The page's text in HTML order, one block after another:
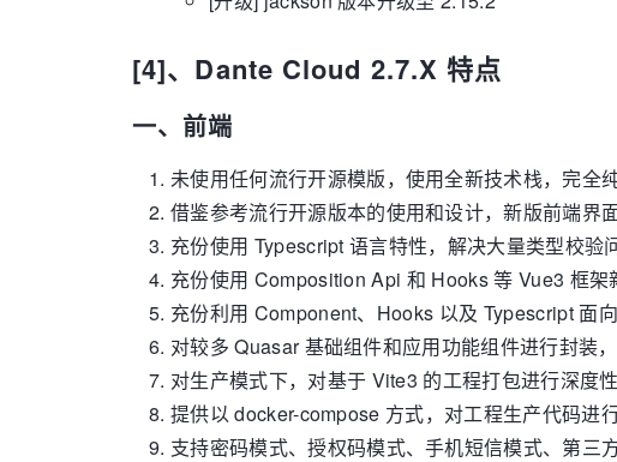
[4]、Dante Cloud 2.7.X 特点
一、前端
未使用任何流行开源模版，使用全新技术栈，完全
借鉴参考流行开源版本的使用和设计，新版前端界
充份使用 Typescript 语言特性，解决大量类型校验
充份使用 Composition Api 和 Hooks 等 Vue3 框架
充份利用 Component、Hooks 以及 Typescript 面
对较多 Quasar 基础组件和应用功能组件进行封装
对生产模式下，对基于 Vite3 的工程打包进行深度性
提供以 docker-compose 方式，对工程生产代码进
支持密码模式、授权码模式、手机短信模式、第三